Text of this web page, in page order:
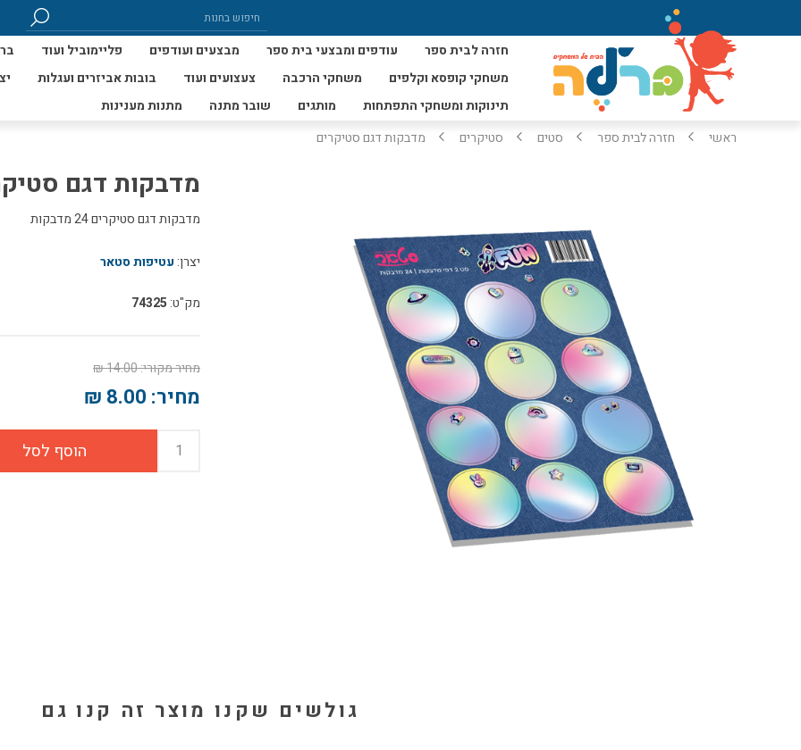
חזרה לבית ספר עודפים ומבצעי בית ספר מבצעים ועודפים פליימוביל ועוד
משחקי קופסא וקלפים
משחקי הרכבה צעצועים ועוד בובות אביזרים ועגלות
תינוקות ומשחקי התפתחות
מותגים שובר מתנה
מתנות מענינות
ראשי
חזרה לבית ספר סטים סטיקרים מדבקות דגם סטיקרים
מדבקות דגם
מדבקות דגם סטיקרים 24 מדבקות
יצרן: עטיפות סטאר
מק"ט: 74325
מחיר מקורי:14.00 ₪
מחיר: 8.00 ₪
גולשים שקנו מוצר זה קנו גם